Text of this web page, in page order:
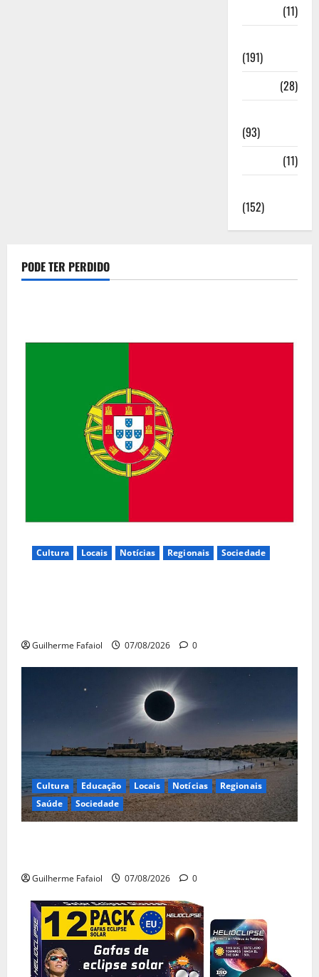
(11)
(191)
(28)
(93)
(11)
(152)
PODE TER PERDIDO
Cultura Locais Notícias Regionais Sociedade
Guilherme Fafaiol 07/08/2026 0
Cultura Educação Locais Notícias
Regionais
Saúde
Sociedade
Guilherme Fafaiol 07/08/2026 0